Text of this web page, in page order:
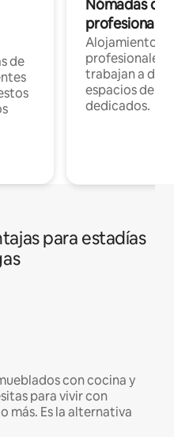
de
Nómadas
Alojamientos
profesionales
trabajan a
espacios de
dedicados.
para estadías
con cocina y
para vivir con
más. Es la alternativa